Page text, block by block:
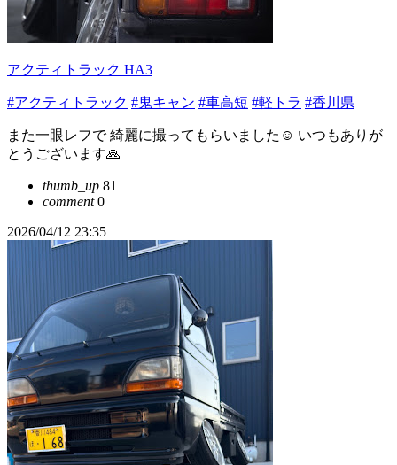
アクティトラック HA3
#アクティトラック #鬼キャン #車高短 #軽トラ #香川県
また一眼レフで 綺麗に撮ってもらいました☺️ いつもありが
とうございます🙏
thumb_up 81
comment0
2026/04/12 23:35